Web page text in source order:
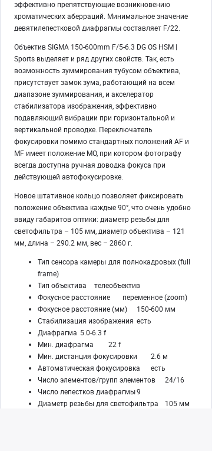
эффективно препятствующие возникновению
хроматических аберраций. Минимальное значение
девятилепестковой диафрагмы составляет F/22.
Объектив SIGMA 150-600mm F/5-6.3 DG OS HSM |
Sports выделяет и ряд других свойств. Так, есть
возможность зуммирования тубусом объектива,
присутствует замок зума, работающий на всем
диапазоне зуммирования, и акселератор
стабилизатора изображения, эффективно
подавляющий вибрации при горизонтальной и
вертикальной проводке. Переключатель
фокусировки помимо стандартных положений AF и
MF имеет положение MO, при котором фотографу
всегда доступна ручная доводка фокуса при
действующей автофокусировке.
Новое штативное кольцо позволяет фиксировать
положение объектива каждые 90°, что очень удобно
ввиду габаритов оптики: диаметр резьбы для
светофильтра – 105 мм, диаметр объектива – 121
мм, длина – 290.2 мм, вес – 2860 г.
Тип сенсора камеры для полнокадровых (full
frame)
Тип объектива
телеобъектив
Фокусное расстояние
переменное (zoom)
Фокусное расстояние (мм)
150-600 мм
Стабилизация изображения есть
Диафрагма 5.0-6.3 f
Мин. диафрагма
22 f
Мин. дистанция фокусировки
2.6 м
Автоматическая фокусировка
есть
Число элементов/групп элементов
24/16
Число лепестков диафрагмы9
Диаметр резьбы для светофильтра
105 мм